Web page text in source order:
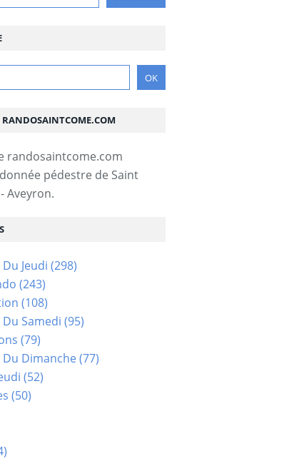
RANDOSAINTCOME.COM
pédestre de Saint
Aveyron.
Jeudi (298)
(243)
(108)
Samedi (95)
(79)
Dimanche(77)
(52)
(50)